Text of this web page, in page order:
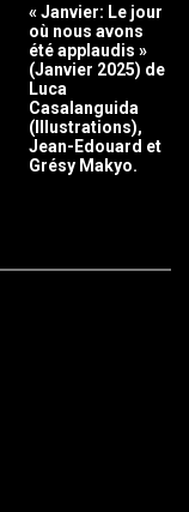
« Janvier: Le jour
où nous avons
été applaudis »
(Janvier 2025) de
Luca
Casalanguida
(Illustrations),
Jean-Edouard et
Grésy Makyo.